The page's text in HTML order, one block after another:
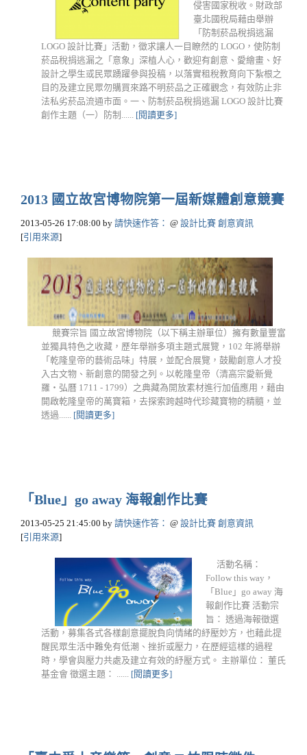
侵害國家稅收。財政部
臺北國稅局藉由舉辦
「防制菸品稅捐逃漏
LOGO 設計比賽」活動，徵求讓人一目瞭然的 LOGO，使防制
菸品稅捐逃漏之「意象」深植人心，歡迎有創意、愛繪畫、好
設計之學生或民眾踴躍參與投稿，以落實租稅教育向下紮根之
目的及建立民眾勿購買來路不明菸品之正確觀念，有效防止非
法私劣菸品流通市面。一、防制菸品稅捐逃漏 LOGO 設計比賽
創作主題（一）防制...... [閱讀更多]
2013 國立故宮博物院第一屆新媒體創意競賽
2013-05-26 17:08:00 by 請快速作答： @ 設計比賽 創意資訊
[引用來源]
競賽宗旨 國立故宮博物院（以下稱主辦單位）擁有數量豐富
並獨具特色之收藏，歷年舉辦多項主題式展覽，102 年將舉辦
「乾隆皇帝的藝術品味」特展，並配合展覽，鼓勵創意人才投
入古文物、新創意的開發之列。以乾隆皇帝（清高宗愛新覺
羅‧弘曆 1711 - 1799）之典藏為開放素材進行加值應用，藉由
開啟乾隆皇帝的萬寶箱，去探索跨越時代珍藏寶物的精髓，並
透過...... [閱讀更多]
「Blue」go away 海報創作比賽
2013-05-25 21:45:00 by 請快速作答： @ 設計比賽 創意資訊
[引用來源]
活動名稱：
Follow this way，
「Blue」go away 海
報創作比賽 活動宗
旨： 透過海報徵選
活動，募集各式各樣創意擺脫負向情緒的紓壓妙方，也藉此提
醒民眾生活中難免有低潮、挫折或壓力，在歷經這樣的過程
時，學會與壓力共處及建立有效的紓壓方式。 主辦單位： 董氏
基金會 徵選主題： ...... [閱讀更多]